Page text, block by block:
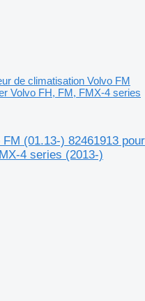
de climatisation Volvo FM
Volvo FH, FM, FMX-4 series
(01.13-) 82461913 pour
4 series (2013-)